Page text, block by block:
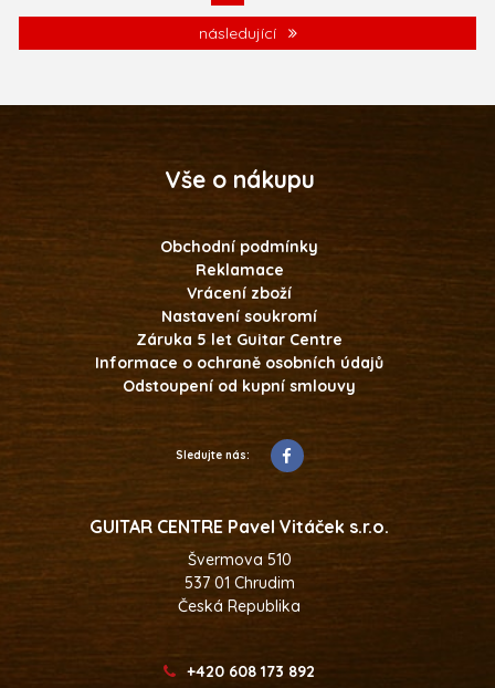
následující
Vše o nákupu
Obchodní podmínky
Reklamace
Vrácení zboží
Nastavení soukromí
Záruka 5 let Guitar Centre
Informace o ochraně osobních údajů
Odstoupení od kupní smlouvy
Sledujte nás:
GUITAR CENTRE Pavel Vitáček s.r.o.
Švermova 510
537 01 Chrudim
Česká Republika
+420 608 173 892